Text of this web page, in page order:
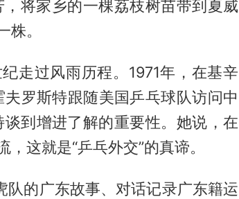
将家乡的一棵荔枝树苗带到夏威
。
走过风雨历程。1971年，在基辛
罗斯特跟随美国乒乓球队访问中
到增进了解的重要性。她说，在
这就是“乒乓外交”的真谛。
队的广东故事、对话记录广东籍运